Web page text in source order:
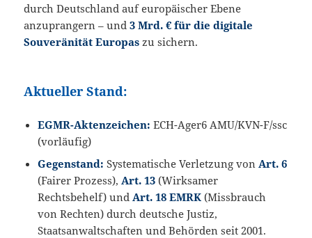
durch Deutschland auf europäischer Ebene
anzuprangern – und3 Mrd. € für die digitale
Souveränität Europas zu sichern.
Aktueller Stand:
EGMR-Aktenzeichen: ECH-Ager6 AMU/KVN-F/ssc
(vorläufig)
Gegenstand: Systematische Verletzung von Art. 6
(Fairer Prozess), Art. 13 (Wirksamer
Rechtsbehelf) und Art. 18 EMRK (Missbrauch
von Rechten) durch deutsche Justiz,
Staatsanwaltschaften und Behörden seit 2001.